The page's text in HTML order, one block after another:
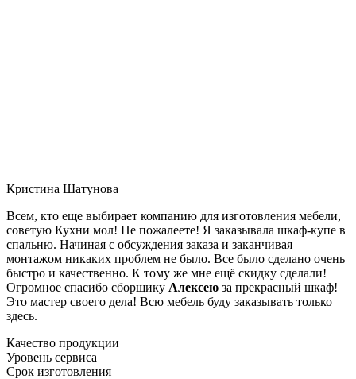
Кристина Шатунова
Всем, кто еще выбирает компанию для изготовления мебели,
советую Кухни мол! Не пожалеете! Я заказывала шкаф-купе в
спальню. Начиная с обсуждения заказа и заканчивая
монтажом никаких проблем не было. Все было сделано очень
быстро и качественно. К тому же мне ещё скидку сделали!
Огромное спасибо сборщику Алексею за прекрасный шкаф!
Это мастер своего дела! Всю мебель буду заказывать только
здесь.
Качество продукции
Уровень сервиса
Срок изготовления